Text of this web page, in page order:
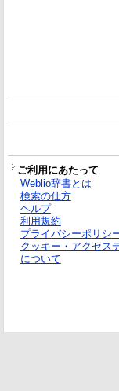
ご利用にあたって
Weblio辞書とは
検索の仕方
ヘルプ
利用規約
プライバシーポリシ
クッキー・アクセス
について